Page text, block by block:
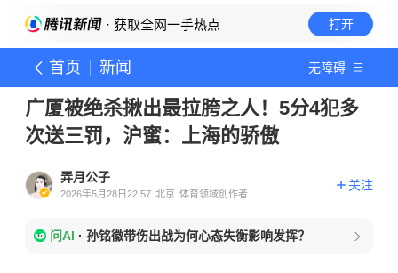
· 获取全网一手热点 打开
首页 新闻 无障碍
广厦被绝杀揪出最拉胯之人！5分4犯多
次送三罚，沪蜜：上海的骄傲
弄月公子
2026年5月28日22:57 北京 体育领域创作者
关注
问AI · 孙铭徽带伤出战为何心态失衡影响发挥？